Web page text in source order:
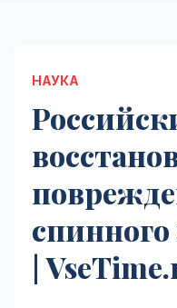
НАУКА
|